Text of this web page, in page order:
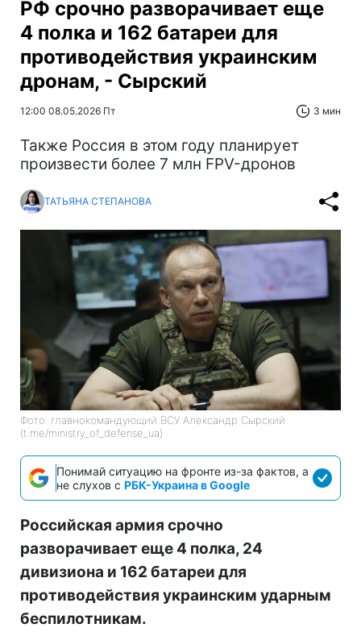
РФ срочно разворачивает еще
4 полка и 162 батареи для
противодействия украинским
дронам, - Сырский
12:00 08.05.2026 Пт 3 мин
Также Россия в этом году планирует
произвести более 7 млн FPV-дронов
ТАТЬЯНА СТЕПАНОВА
Фото: главнокомандующий ВСУ Александр Сырский
(t.me/ministry_of_defense_ua)
Понимай ситуацию на фронте из-за фактов, а
не слухов с РБК-Украина в Google
Российская армия срочно
разворачивает еще 4 полка, 24
дивизиона и 162 батареи для
противодействия украинским ударным
беспилотникам.